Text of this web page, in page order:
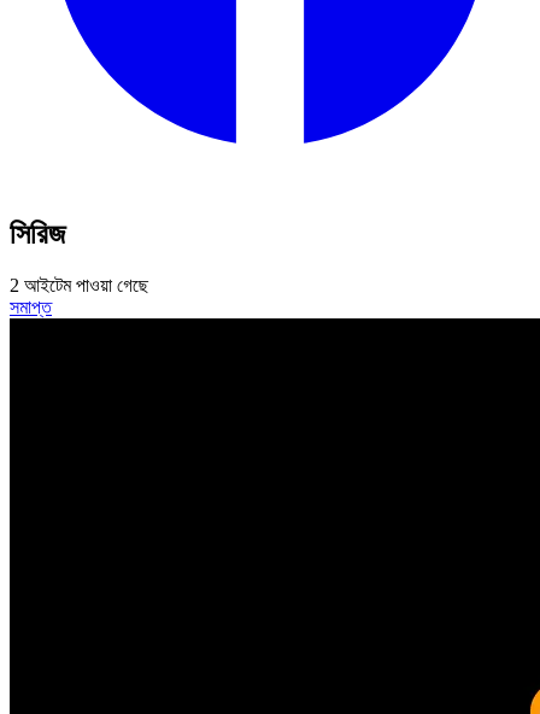
সিরিজ
2 আইটেম পাওয়া গেছে
সমাপ্ত